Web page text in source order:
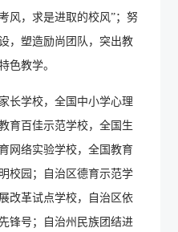
风，求是进取的校风”；努
，塑造励尚团队，突出教
色教学。
长学校，全国中小学心理
育百佳示范学校，全国生
网络实验学校，全国教育
校园；自治区德育示范学
改革试点学校，自治区依
锋号；自治州民族团结进